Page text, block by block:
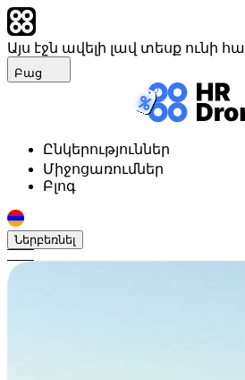
Այս էջն ավելի լավ տեսք ունի
Բաց
Ընկերություններ
Միջոցառումներ
Բլոգ
Ներբեռնել